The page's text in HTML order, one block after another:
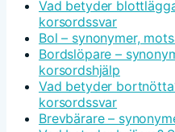
Vad betyder
korsordssvar
Bol – synonymer,
Bordslöpare –
korsordshjälp
Vad betyder
korsordssvar
Brevbärare –